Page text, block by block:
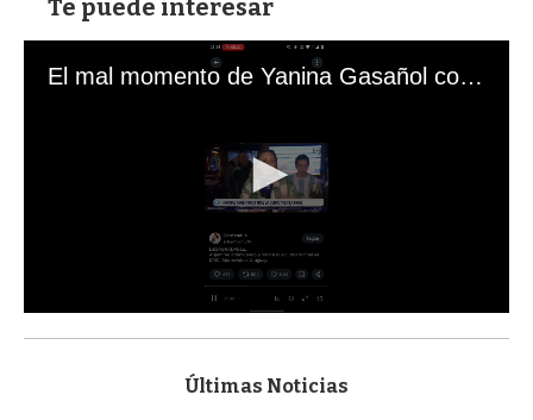
Te puede interesar
El mal momento de Yanina Gasañol con un hincha argentino en "Subrayado"
s
Últimas Noticias